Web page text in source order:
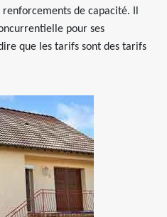
de capacité. Il
pour ses
que les tarifs sont des tarifs